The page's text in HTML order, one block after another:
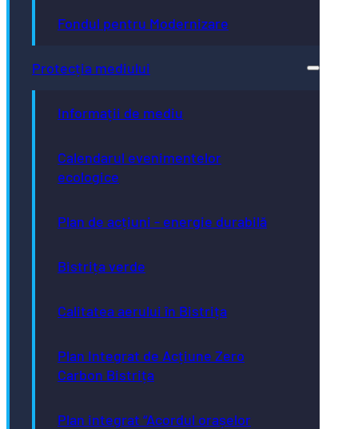
Fondul pentru Modernizare
Protecția mediului
Informații de mediu
Calendarul evenimentelor
ecologice
Plan de acțiuni - energie durabilă
Bistrița verde
Calitatea aerului în Bistrița
Plan Integrat de Acțiune Zero
Carbon Bistrița
Plan integrat “Acordul orașelor